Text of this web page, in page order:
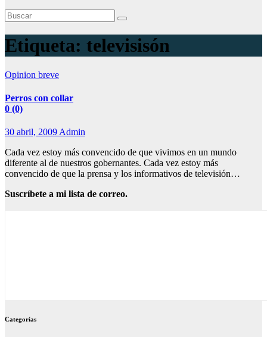
Etiqueta: televisisón
Opinion breve
Perros con collar
0 (0)
30 abril, 2009Admin
Cada vez estoy más convencido de que vivimos en un mundo
diferente al de nuestros gobernantes. Cada vez estoy más
convencido de que la prensa y los informativos de televisión…
Suscríbete a mi lista de correo.
Categorías